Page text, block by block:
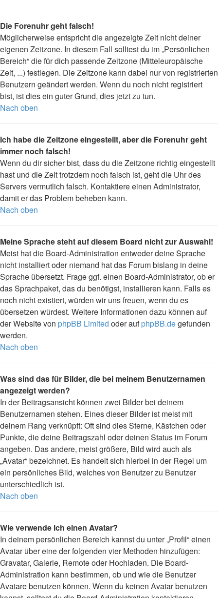
Die Forenuhr geht falsch!
Möglicherweise entspricht die angezeigte Zeit nicht deiner
eigenen Zeitzone. In diesem Fall solltest du im „Persönlichen
Bereich“ die für dich passende Zeitzone (Mitteleuropäische
Zeit, ...) festlegen. Die Zeitzone kann dabei nur von registrierten
Benutzern geändert werden. Wenn du noch nicht registriert
bist, ist dies ein guter Grund, dies jetzt zu tun.
Nach oben
Ich habe die Zeitzone eingestellt, aber die Forenuhr geht
immer noch falsch!
Wenn du dir sicher bist, dass du die Zeitzone richtig eingestellt
hast und die Zeit trotzdem noch falsch ist, geht die Uhr des
Servers vermutlich falsch. Kontaktiere einen Administrator,
damit er das Problem beheben kann.
Nach oben
Meine Sprache steht auf diesem Board nicht zur Auswahl!
Meist hat die Board-Administration entweder deine Sprache
nicht installiert oder niemand hat das Forum bislang in deine
Sprache übersetzt. Frage ggf. einen Board-Administrator, ob er
das Sprachpaket, das du benötigst, installieren kann. Falls es
noch nicht existiert, würden wir uns freuen, wenn du es
übersetzen würdest. Weitere Informationen dazu können auf
der Website von phpBB Limited oder aufphpBB.degefunden
werden.
Nach oben
Was sind das für Bilder, die bei meinem Benutzernamen
angezeigt werden?
In der Beitragsansicht können zwei Bilder bei deinem
Benutzernamen stehen. Eines dieser Bilder ist meist mit
deinem Rang verknüpft: Oft sind dies Sterne, Kästchen oder
Punkte, die deine Beitragszahl oder deinen Status im Forum
angeben. Das andere, meist größere, Bild wird auch als
„Avatar“ bezeichnet. Es handelt sich hierbei in der Regel um
ein persönliches Bild, welches von Benutzer zu Benutzer
unterschiedlich ist.
Nach oben
Wie verwende ich einen Avatar?
In deinem persönlichen Bereich kannst du unter „Profil“ einen
Avatar über eine der folgenden vier Methoden hinzufügen:
Gravatar, Galerie, Remote oder Hochladen. Die Board-
Administration kann bestimmen, ob und wie die Benutzer
Avatare benutzen können. Wenn du keinen Avatar benutzen